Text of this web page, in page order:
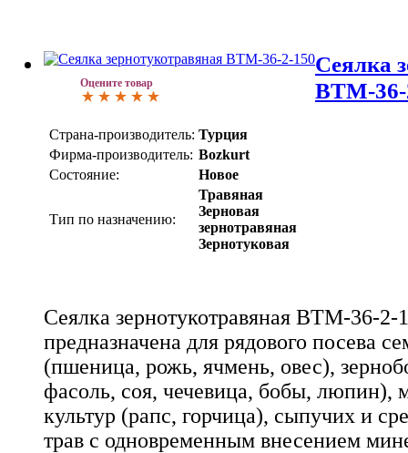
Оцените товар
Cеялка
ВТМ-36-
Страна-производитель: Турция
Фирма-производитель: Bozkurt
Состояние:
Новое
Тип по назначению:
Травяная
Зерновая
зернотравяная
Зернотуковая
Cеялка зернотукотравяная ВТМ-36-
предназначена для рядового посева
(пшеница, рожь, ячмень, овес),
фасоль, соя, чечевица, бобы, люпин),
культур (рапс, горчица), сыпучих и
трав с одновременным внесением